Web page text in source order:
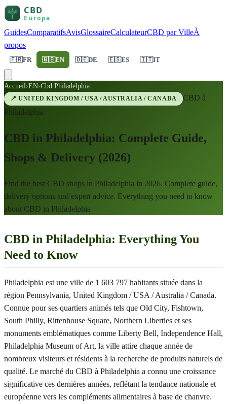
GuidesComparatifsAvisGlossaireCalculateurCBD par VilleÀ
propos
🇫🇷FR 🇬🇧EN 🇩🇪DE 🇪🇸ES 🇮🇹IT
Accueil›EN›Cbd Philadelphia
📍UNITED KINGDOM / USA / AUSTRALIA / CANADA
CBD à
Philadelphia
CBD in Philadelphia: Complete Guide,
Shops & Delivery (2026)
Find the best CBD shops in Philadelphia in 2026. Complete guide,
delivery options and expert advice. Everything you need to know
about CBD in Philadelphia
CBD in Philadelphia: Everything You
Need to Know
Philadelphia est une ville de 1 603 797 habitants située dans la
région Pennsylvania, United Kingdom / USA / Australia / Canada.
Connue pour ses quartiers animés tels que Old City, Fishtown,
South Philly, Rittenhouse Square, Northern Liberties et ses
monuments emblématiques comme Liberty Bell, Independence Hall,
Philadelphia Museum of Art, la ville attire chaque année de
nombreux visiteurs et résidents à la recherche de produits naturels de
qualité. Le marché du CBD à Philadelphia a connu une croissance
significative ces dernières années, reflétant la tendance nationale et
européenne vers les compléments alimentaires à base de chanvre.